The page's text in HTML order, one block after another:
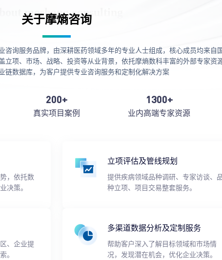
关于摩熵咨询
咨询服务品牌，由深耕医药领域多年的专业人士组成，核心成员均来自国
立项、市场、战略、投资等从业背景，依托摩熵数科丰富的外部专家资
链数据库，为客户提供专业咨询服务和定制化解决方案
200+
真实项目案例
1300+
业内高端专家资源
，依托数
决策。
立项评估及管线规划
提供疾病领域品种调研、专家访谈、
种立项、项目交易整套服务。
、企业提
。
多渠道数据分析及定制服务
帮助客户深入了解目标领域和市场情
况，发现潜在机会，优化企业决策。